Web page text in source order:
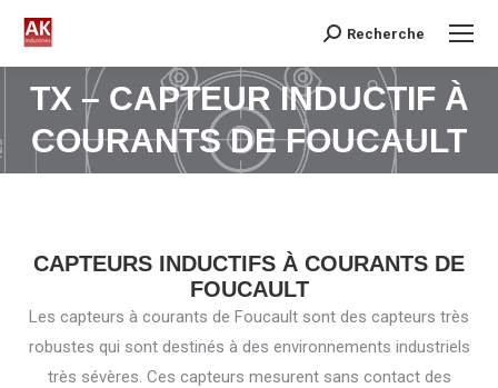
Search:Recherche
TX – CAPTEUR INDUCTIF À
COURANTS DE FOUCAULT
Vous êtes ici :
CAPTEURS INDUCTIFS À COURANTS DE
FOUCAULT
Les capteurs à courants de Foucault sont des capteurs très
robustes qui sont destinés à des environnements industriels
très sévères. Ces capteurs mesurent sans contact des